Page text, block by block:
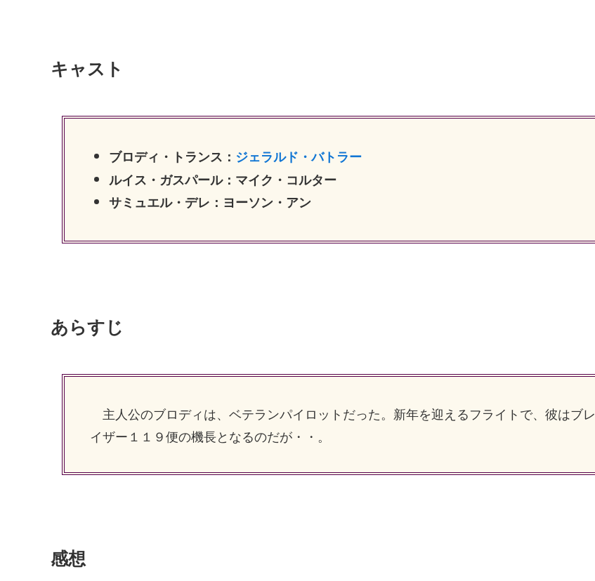
キャスト
ブロディ・トランス： ジェラルド・バトラー
ルイス・ガスパール：マイク・コルター
サミュエル・デレ：ヨーソン・アン
あらすじ
主人公のブロディは、ベテランパイロットだった。新年を迎えるフライトで、彼はブレ
イザー１１９便の機長となるのだが・・。
感想